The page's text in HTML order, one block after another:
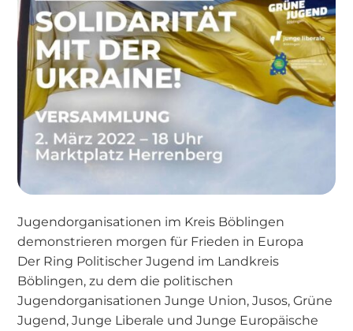
Jugendorganisationen im Kreis Böblingen
demonstrieren morgen für Frieden in Europa
Der Ring Politischer Jugend im Landkreis
Böblingen, zu dem die politischen
Jugendorganisationen Junge Union, Jusos, Grüne
Jugend, Junge Liberale und Junge Europäische